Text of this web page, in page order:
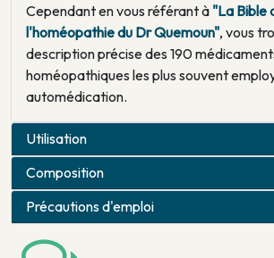
Cependant en vous référant à "La Bible
l'homéopathie du Dr Quemoun", vous
description précise des 190
homéopathiques les plus souvent
automédication.
Utilisation
Composition
Précautions d'emploi